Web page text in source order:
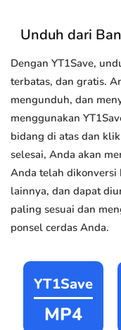
Unduh dari
Dengan YT1Save,
terbatas, dan gratis.
mengunduh, dan
menggunakan
bidang di atas dan
selesai, Anda akan
Anda telah dikonversi
lainnya, dan dapat
paling sesuai dan
ponsel cerdas Anda.
YT1Save
MP4